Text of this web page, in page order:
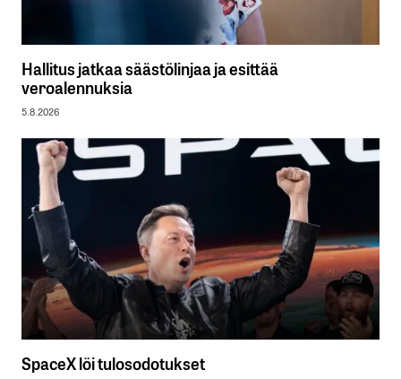
Hallitus jatkaa säästölinjaa ja esittää
veroalennuksia
5.8.2026
SpaceX löi tulosodotukset